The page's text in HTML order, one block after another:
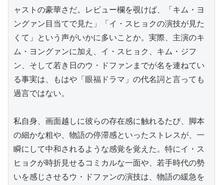
ャストの豪華さだ。レビュー欄を覗けば、「キム・ヨ
ングァン目当てで見た」「イ・スヒョクの演技が見た
くて」という声がいかに多いことか。実際、主演のキ
ム・ヨングァンに加え、イ・スヒョク、キム・ジフ
ン、そして若き日のウ・ドファンまでが名を連ねてい
る事実は、もはや「眼福ドラマ」の代名詞と言っても
過言ではない。
私自身、画面越しに彼らの存在感に触れるたび、脚本
の細かな粗や、物語の停滞感といったストレスが、一
瞬にして中和されるような感覚を覚えた。特にイ・ス
ヒョクが時折見せるコミカルな一面や、若手時代の勢
いを感じさせるウ・ドファンの演技は、物語の緩急を